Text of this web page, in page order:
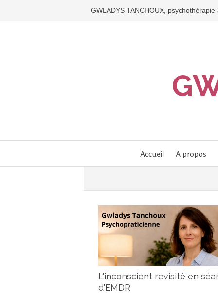
GWLADYS TANCHOUX,
Accueil A propos
L'inconscient revisité en
d'EMDR